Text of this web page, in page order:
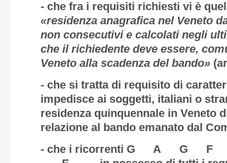
- che fra i requisiti richiesti vi è
«residenza anagrafica nel Veneto
non consecutivi e calcolati negli
che il richiedente deve essere,
Veneto alla scadenza del bando»
- che si tratta di requisito di
impedisce ai soggetti, italiani o
residenza quinquennale in Veneto
relazione al bando emanato dal
- che i ricorrenti G A